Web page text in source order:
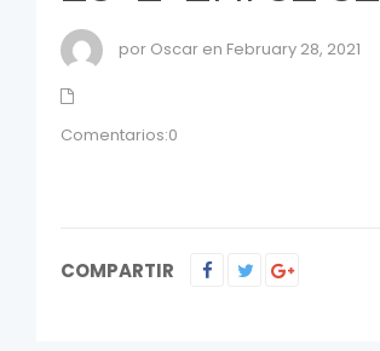
por Oscar en February 28, 2021
Comentarios:0
COMPARTIR